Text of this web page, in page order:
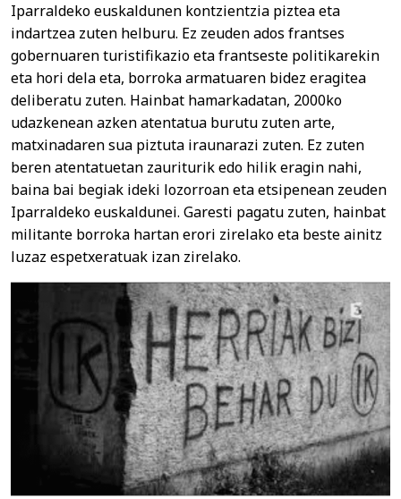
Iparraldeko euskaldunen kontzientzia piztea eta
indartzea zuten helburu. Ez zeuden ados frantses
gobernuaren turistifikazio eta frantseste politikarekin
eta hori dela eta, borroka armatuaren bidez eragitea
deliberatu zuten. Hainbat hamarkadatan, 2000ko
udazkenean azken atentatua burutu zuten arte,
matxinadaren sua piztuta iraunarazi zuten. Ez zuten
beren atentatuetan zauriturik edo hilik eragin nahi,
baina bai begiak ideki lozorroan eta etsipenean zeuden
Iparraldeko euskaldunei. Garesti pagatu zuten, hainbat
militante borroka hartan erori zirelako eta beste ainitz
luzaz espetxeratuak izan zirelako.